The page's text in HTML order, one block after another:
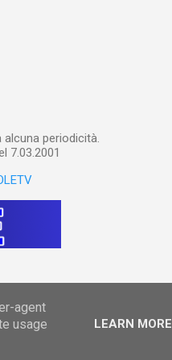
periodicità.
7.03.2001
agent
usage
LEARN MORE